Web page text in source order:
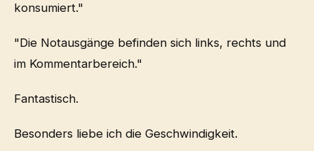
konsumiert."
"Die Notausgänge befinden sich links, rechts und
im Kommentarbereich."
Fantastisch.
Besonders liebe ich die Geschwindigkeit.